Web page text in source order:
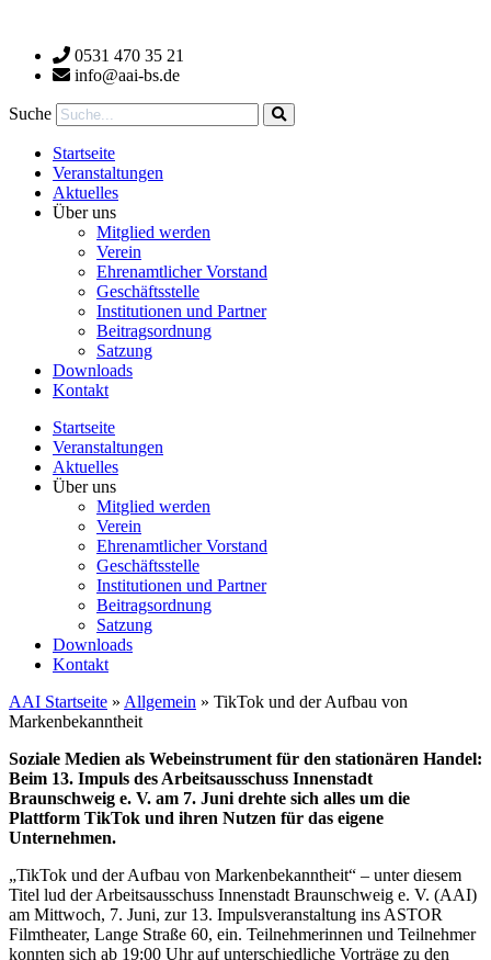
wechseln 0531 470 35 21
info@aai-bs.de
Suche
Startseite
Veranstaltungen
Aktuelles
Über uns
Mitglied werden
Verein
Ehrenamtlicher Vorstand
Geschäftsstelle
Institutionen und Partner
Beitragsordnung
Satzung
Downloads
Kontakt
Startseite
Veranstaltungen
Aktuelles
Über uns
Mitglied werden
Verein
Ehrenamtlicher Vorstand
Geschäftsstelle
Institutionen und Partner
Beitragsordnung
Satzung
Downloads
Kontakt
AAI Startseite » Allgemein » TikTok und der Aufbau von
Markenbekanntheit
Soziale Medien als Webeinstrument für den stationären Handel:
Beim 13. Impuls des Arbeitsausschuss Innenstadt
Braunschweig e. V. am 7. Juni drehte sich alles um die
Plattform TikTok und ihren Nutzen für das eigene
Unternehmen.
„TikTok und der Aufbau von Markenbekanntheit“ – unter diesem
Titel lud der Arbeitsausschuss Innenstadt Braunschweig e. V. (AAI)
am Mittwoch, 7. Juni, zur 13. Impulsveranstaltung ins ASTOR
Filmtheater, Lange Straße 60, ein. Teilnehmerinnen und Teilnehmer
konnten sich ab 19:00 Uhr auf unterschiedliche Vorträge zu den